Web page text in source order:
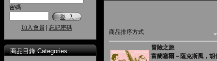
密碼:
加入會員 忘記密碼
商品目錄 Categories
商品排序方式
冒險之旅
富蘭塞爾－薩克斯風，胡